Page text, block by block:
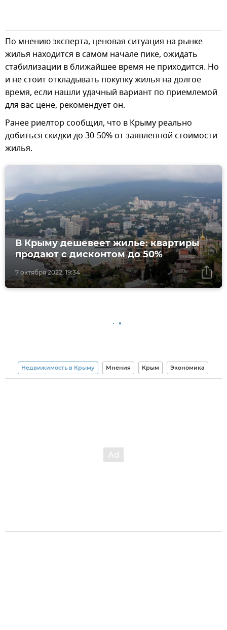
По мнению эксперта, ценовая ситуация на рынке
жилья находится в самом начале пике, ожидать
стабилизации в ближайшее время не приходится. Но
и не стоит откладывать покупку жилья на долгое
время, если нашли удачный вариант по приемлемой
для вас цене, рекомендует он.
Ранее риелтор сообщил, что в Крыму реально
добиться скидки до 30-50% от заявленной стоимости
жилья.
7 октября 2022, 19:34
В Крыму дешевеет жилье: квартиры
продают с дисконтом до 50%
Недвижимость в Крыму Мнения Крым Экономика